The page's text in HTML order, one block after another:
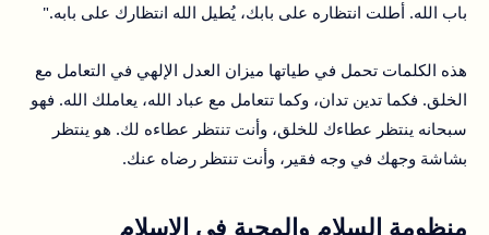
باب الله. أطلت انتظاره على بابك، يُطيل الله انتظارك على بابه."
هذه الكلمات تحمل في طياتها ميزان العدل الإلهي في التعامل مع
الخلق. فكما تدين تدان، وكما تتعامل مع عباد الله، يعاملك الله. فهو
سبحانه ينتظر عطاءك للخلق، وأنت تنتظر عطاءه لك. هو ينتظر
بشاشة وجهك في وجه فقير، وأنت تنتظر رضاه عنك.
منظومة السلام والمحبة في الإسلام